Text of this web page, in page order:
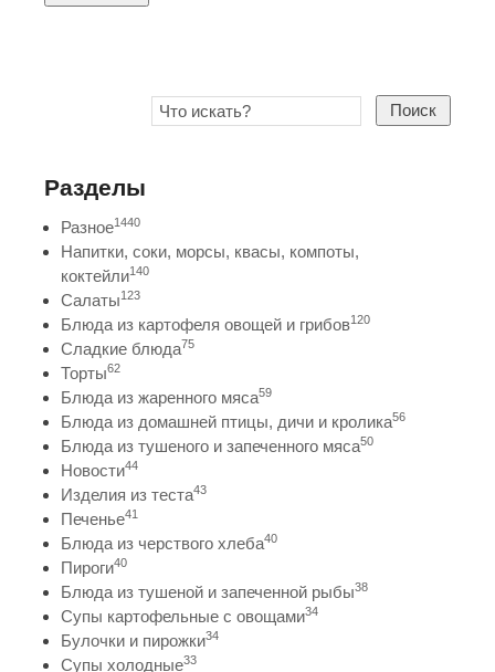
Поиск
Разделы
Разное1440
Напитки, соки, морсы, квасы, компоты,
коктейли140
Салаты123
Блюда из картофеля овощей и грибов120
Сладкие блюда75
Торты62
Блюда из жаренного мяса59
Блюда из домашней птицы, дичи и кролика56
Блюда из тушеного и запеченного мяса50
Новости44
Изделия из теста43
Печенье41
Блюда из черствого хлеба40
Пироги40
Блюда из тушеной и запеченной рыбы38
Супы картофельные с овощами34
Булочки и пирожки34
Супы холодные33